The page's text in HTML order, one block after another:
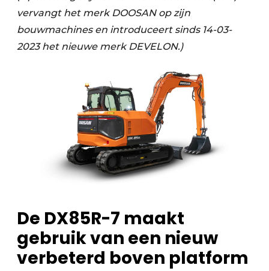
Machines & Materieel
vervangt het merk DOOSAN op zijn
bouwmachines en introduceert sinds 14-03-
2023 het nieuwe merk DEVELON.)
De DX85R-7 maakt
gebruik van een nieuw
verbeterd boven platform